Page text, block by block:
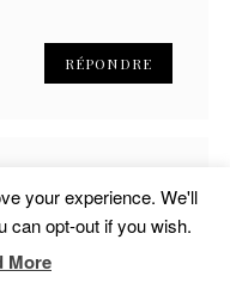
RÉPONDRE
your experience. We'll
can opt-out if you wish.
More